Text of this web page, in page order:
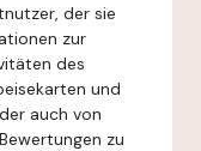
der sie
zur
des
und
auch von
zu